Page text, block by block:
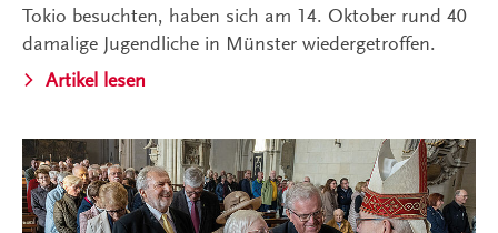
Tokio besuchten, haben sich am 14. Oktober rund 40
damalige Jugendliche in Münster wiedergetroffen.
Artikel lesen